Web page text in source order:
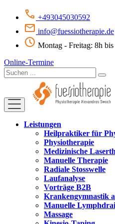
+493045030592
info@fuessiotherapie.de
Montag - Freitag: 8h bis
Online-Termine
Leistungen
Heilpraktiker für
Physiotherapie
Medizinische
Manuelle Therapie
Radiale Stosswelle
Laufanalyse
Vorträge B2B
Krankengymnastik
Manuelle
Massage